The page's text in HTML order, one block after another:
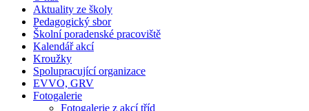
Aktuality ze školy
Pedagogický sbor
Školní poradenské pracoviště
Kalendář akcí
Kroužky
Spolupracující organizace
EVVO, GRV
Fotogalerie
Fotogalerie z akcí tříd